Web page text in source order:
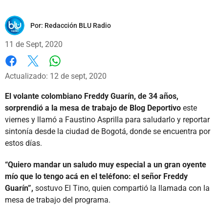
Por: Redacción BLU Radio
11 de Sept, 2020
Facebook
X
Actualizado: 12 de sept, 2020
El volante colombiano Freddy Guarín, de 34 años,
sorprendió a la mesa de trabajo de Blog Deportivo este
viernes y llamó a Faustino Asprilla para saludarlo y reportar
sintonía desde la ciudad de Bogotá, donde se encuentra por
estos días.
“Quiero mandar un saludo muy especial a un gran oyente
mío que lo tengo acá en el teléfono: el señor Freddy
Guarín”, sostuvo El Tino, quien compartió la llamada con la
mesa de trabajo del programa.